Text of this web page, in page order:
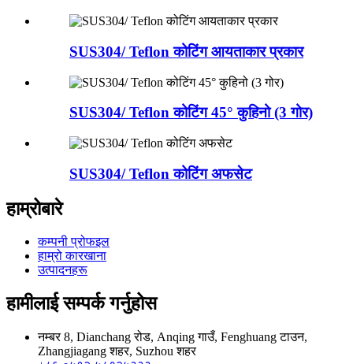
SUS304/ Teflon कोटिंग आयताकार प्रकार
SUS304/ Teflon कोटिंग 45° कुहिनो (3 गोर)
SUS304/ Teflon कोटिंग अफसेट
हाम्रोबारे
कम्पनी प्रोफइल
हाम्रो कारखाना
उत्पादनहरू
हामीलाई सम्पर्क गर्नुहोस
नम्बर 8, Dianchang रोड, Anqing गाउँ, Fenghuang टाउन,
Zhangjiagang शहर, Suzhou शहर